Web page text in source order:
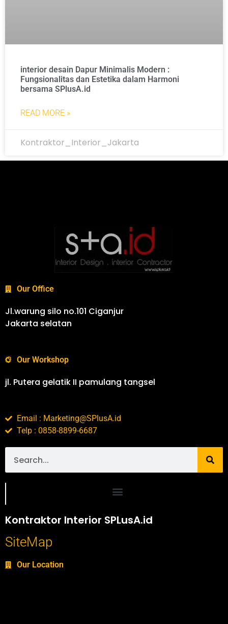
interior desain Dapur Minimalis Modern :
Fungsionalitas dan Estetika dalam Harmoni
bersama SPlusA.id
READ MORE »
Kontraktor_Interior_Jakarta
Our Office
Jl.warung silo no.101 Ciganjur
Jakarta selatan
Our Workshop
jl. Putera gelatik II pamulang tangsel
Email : Marketing@SPlusA.id
Telp : 0858-8899-6687
Kontraktor Interior SPLusA.id
SiteMap
Our Location